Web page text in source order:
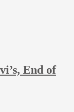
End of